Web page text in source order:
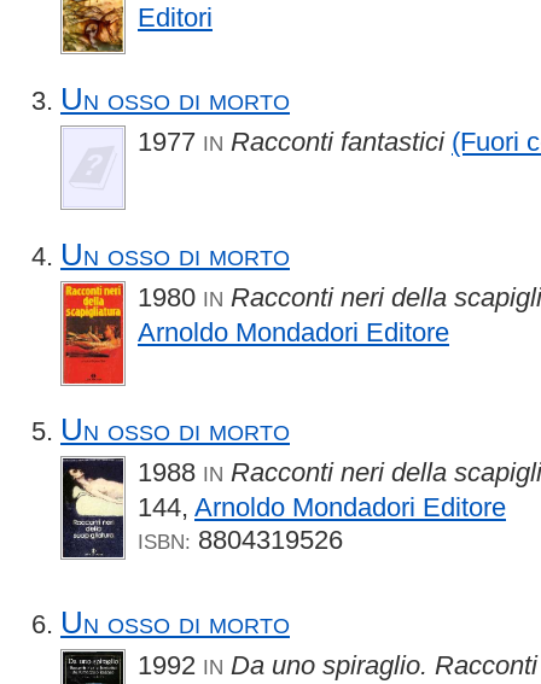
Editori
Un osso di morto
1977 IN Racconti fantastici (Fuori
Un osso di morto
1980 IN Racconti neri della
Arnoldo Mondadori Editore
Un osso di morto
1988 IN Racconti neri della
144, Arnoldo Mondadori Editore
ISBN: 8804319526
Un osso di morto
1992 IN Da uno spiraglio.